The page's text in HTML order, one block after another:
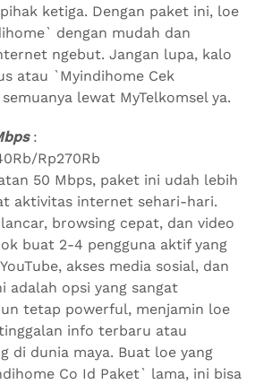
ketiga. Dengan paket ini, loe
dengan mudah dan
ngebut. Jangan lupa, kalo
atau `Myindihome Cek
lewat MyTelkomsel ya.
:
Rp270Rb
50 Mbps, paket ini udah lebih
aktivitas internet sehari-hari.
browsing cepat, dan video
buat 2-4 pengguna aktif yang
akses media sosial, dan
adalah opsi yang sangat
tetap powerful, menjamin loe
info terbaru atau
di dunia maya. Buat loe yang
Co Id Paket` lama, ini bisa